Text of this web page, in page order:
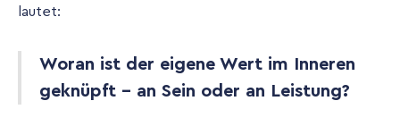
lautet:
Woran ist der eigene Wert im Inneren
geknüpft - an Sein oder an Leistung?